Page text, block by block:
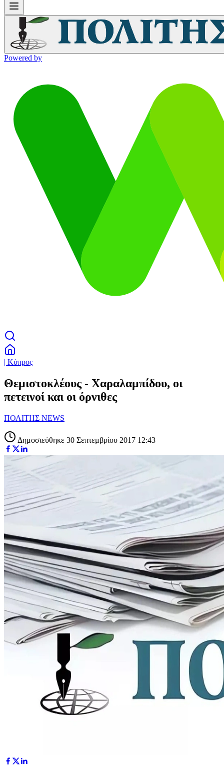
Powered by
| Κύπρος
Θεμιστοκλέους - Χαραλαμπίδου, οι
πετεινοί και οι όρνιθες
ΠΟΛΙΤΗΣ NEWS
Δημοσιεύθηκε 30 Σεπτεμβρίου 2017 12:43